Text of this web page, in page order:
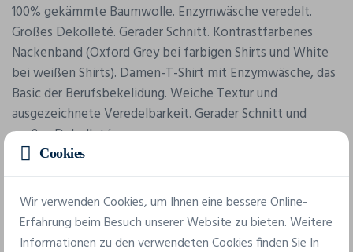
100% gekämmte Baumwolle. Enzymwäsche veredelt.
Großes Dekolleté. Gerader Schnitt. Kontrastfarbenes
Nackenband (Oxford Grey bei farbigen Shirts und White
bei weißen Shirts). Damen-T-Shirt mit Enzymwäsche, das
Basic der Berufsbekelidung. Weiche Textur und
ausgezeichnete Veredelbarkeit. Gerader Schnitt und
großes Dekolleté.
Cookies
Wir verwenden Cookies, um Ihnen eine bessere Online-
Erfahrung beim Besuch unserer Website zu bieten. Weitere
Informationen zu den verwendeten Cookies finden Sie In